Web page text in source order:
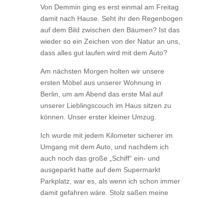
Von Demmin ging es erst einmal am Freitag
damit nach Hause. Seht ihr den Regenbogen
auf dem Bild zwischen den Bäumen? Ist das
wieder so ein Zeichen von der Natur an uns,
dass alles gut laufen wird mit dem Auto?
Am nächsten Morgen holten wir unsere
ersten Möbel aus unserer Wohnung in
Berlin, um am Abend das erste Mal auf
unserer Lieblingscouch im Haus sitzen zu
können. Unser erster kleiner Umzug.
Ich wurde mit jedem Kilometer sicherer im
Umgang mit dem Auto, und nachdem ich
auch noch das große „Schiff“ ein- und
ausgeparkt hatte auf dem Supermarkt
Parkplatz, war es, als wenn ich schon immer
damit gefahren wäre. Stolz saßen meine